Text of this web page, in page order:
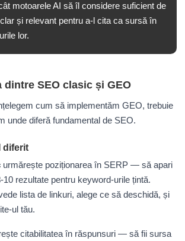
motoarele AI să îl considere suficient de
și relevant pentru a-l cita ca sursă în
lor.
dintre SEO clasic și GEO
cum să implementăm GEO, trebuie
unde diferă fundamental de SEO.
diferit
urmărește poziționarea în SERP — să apari
10 rezultate pentru keyword-urile țintă.
lista de linkuri, alege ce să deschidă, și
ul tău.
citabilitatea în răspunsuri — să fii sursa